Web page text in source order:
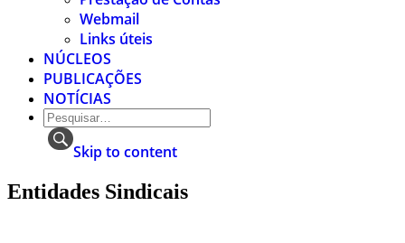
Webmail
Links úteis
NÚCLEOS
PUBLICAÇÕES
NOTÍCIAS
Skip to content
Entidades Sindicais